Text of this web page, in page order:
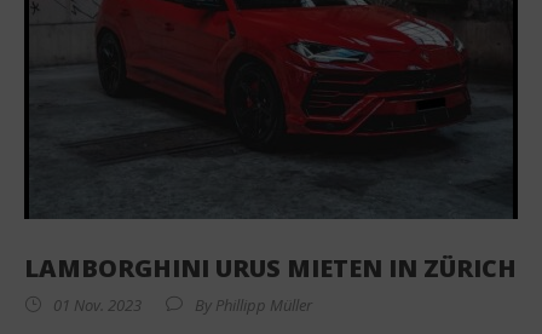
LAMBORGHINI URUS MIETEN IN ZÜRICH
01 Nov. 2023 By Phillipp Müller